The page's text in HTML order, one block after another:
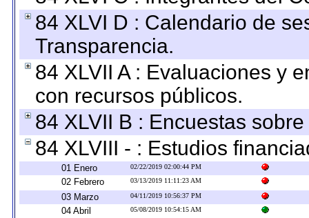
84 XLVI D : Calendario de
Transparencia.
84 XLVII A : Evaluaciones y
con recursos públicos.
84 XLVII B : Encuestas
84 XLVIII - : Estudios
01 Enero 02/22/2019 02:00:44 PM
02 Febrero 03/13/2019 11:11:23 AM
03 Marzo 04/11/2019 10:56:37 PM
04 Abril 05/08/2019 10:54:15 AM